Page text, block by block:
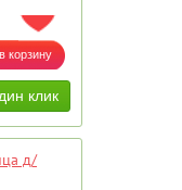
ДОБАВИТЬ В ИЗБРАННОЕ
д/